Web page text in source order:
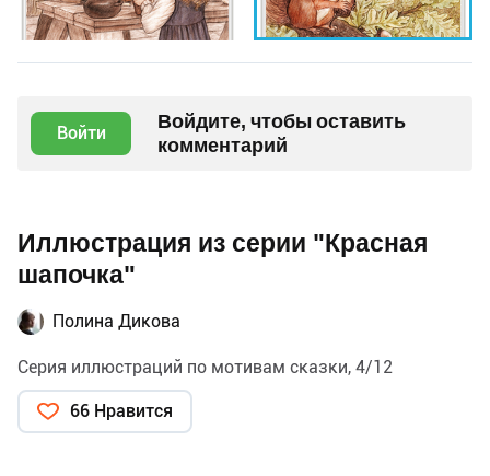
Войти
Войдите, чтобы оставить
комментарий
Иллюстрация из серии "Красная
шапочка"
Полина Дикова
Серия иллюстраций по мотивам сказки, 4/12
66 Нравится